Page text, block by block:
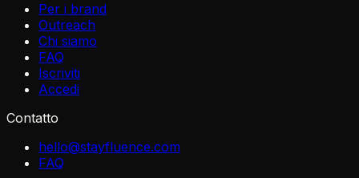
Per i brand
Outreach
Chi siamo
FAQ
Iscriviti
Accedi
Contatto
hello@stayfluence.com
FAQ